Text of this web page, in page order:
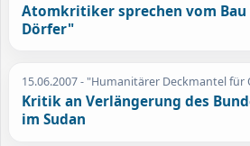
Atomkritiker sprechen vom
Dörfer"
15.06.2007- "Humanitärer Deckmantel für
Kritik an Verlängerung des
im Sudan